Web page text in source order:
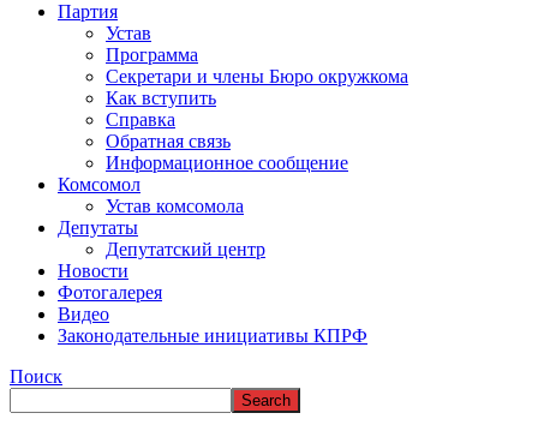
Партия
Устав
Программа
Секретари и члены Бюро окружкома
Как вступить
Справка
Обратная связь
Информационное сообщение
Комсомол
Устав комсомола
Депутаты
Депутатский центр
Новости
Фотогалерея
Видео
Законодательные инициативы КПРФ
Поиск